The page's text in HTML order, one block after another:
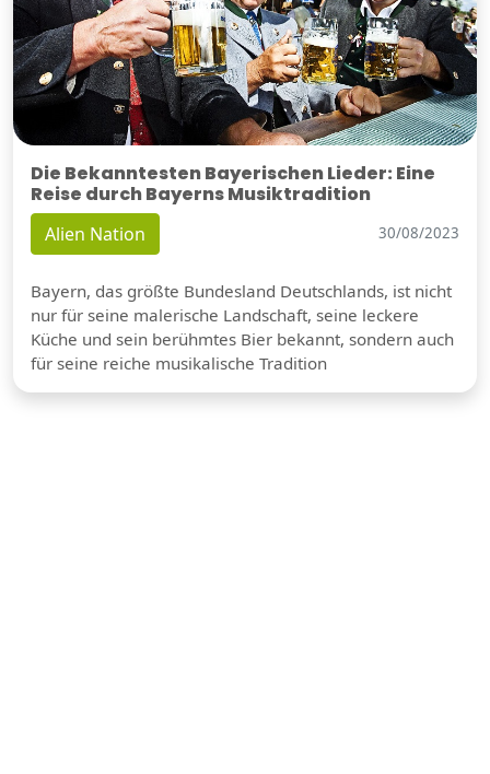
Die Bekanntesten Bayerischen Lieder: Eine
Reise durch Bayerns Musiktradition
Alien Nation 30/08/2023
Bayern, das größte Bundesland Deutschlands, ist nicht
nur für seine malerische Landschaft, seine leckere
Küche und sein berühmtes Bier bekannt, sondern auch
für seine reiche musikalische Tradition